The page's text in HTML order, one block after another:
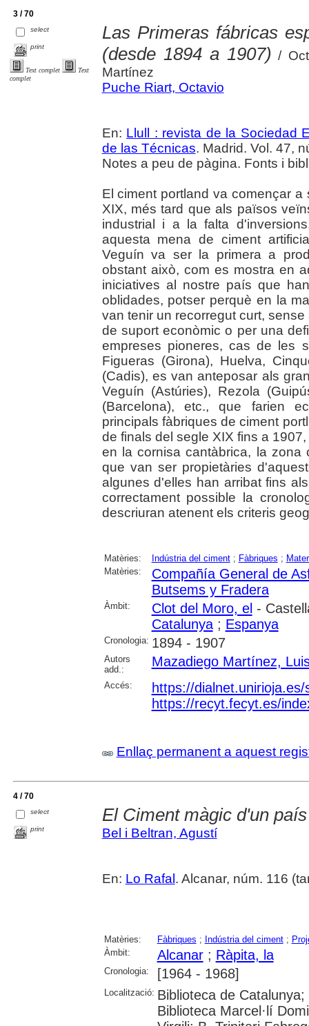
3 / 70
select
print
Text complet
Text
complet
Las Primeras fábricas
(desde 1894 a 1907) /
Martínez
Puche Riart, Octavio
En: Llull : revista de la Sociedad
de las Técnicas. Madrid. Vol. 47,
Notes a peu de pàgina. Fonts i
El ciment portland va començar
XIX, més tard que als països
industrial i a la falta
aquesta mena de ciment
Veguín va ser la primera a
obstant això, com es mostra en
iniciatives al nostre país que
oblidades, potser perquè en la
van tenir un recorregut curt,
de suport econòmic o per una
empreses pioneres, cas de les
Figueras (Girona), Huelva,
(Cadis), es van anteposar als
Veguín (Astúries), Rezola
(Barcelona), etc., que farien
principals fàbriques de ciment
de finals del segle XIX fins a
en la cornisa cantàbrica, la zona
que van ser propietàries
algunes d'elles han arribat fins
correctament possible la
descriuran atenent els criteris
Matèries: Indústria del ciment; Fàbriques ;
Matèries:
Compañía General de
Butsems y Fradera
Àmbit: Clot del Moro, el -
Catalunya; Espanya
Cronologia: 1894 - 1907
Autors
add.:
Mazadiego Martínez,
Accés:
https://
https://recyt.fecyt.es/
Enllaç permanent a aquest
4 / 70
select
print
El Ciment màgic d'un
Bel i Beltran, Agustí
En: Lo Rafal . Alcanar, núm. 116
Matèries: Fàbriques ; Indústria del ciment;
Àmbit:
Alcanar; Ràpita, la
Cronologia: [1964 - 1968]
Localització: Biblioteca de
Biblioteca Marcel·lí